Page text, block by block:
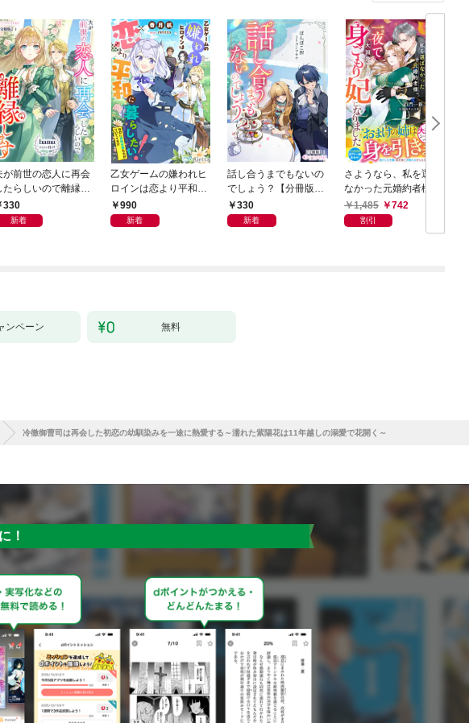
が前世の恋人に再会
たらしいので離縁し
す【分冊版】1
330
新着
乙女ゲームの嫌われヒ
ロインは恋より平和に
暮らしたい！（なのに
攻略対象たちがついて
990
新着
話し合うまでもないの
でしょう？【分冊版】
1 330
新着
さようなら、私を選ば
なかった元婚約者様。
一夜で大国君主の身ご
もり妃になりました
【電子限定SS付き】
1,485 742
割引
ンペーン 無料
冷徹御曹司は再会した初恋の幼馴染みを一途に熱愛する～濡れた紫陽花は11年越しの溺愛で花開く～
！